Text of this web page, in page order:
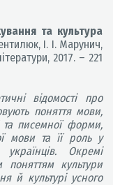
та культура
І. І. Марунич,
2017. – 221
відомості про
поняття мови,
та писемної форми,
мови та її роль у
Окремі
поняттям культури
й культурі усного